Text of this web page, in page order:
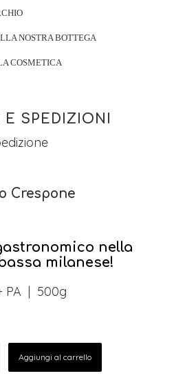
NOSTRA BOTTEGA
COSMETICA
E SPEDIZIONI
Crespone
nella
milanese!
PA | 500g
Aggiungi al carrello